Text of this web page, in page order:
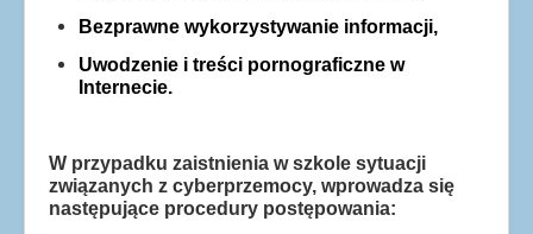
Bezprawne wykorzystywanie informacji,
Uwodzenie i treści pornograficzne w
Internecie.
W przypadku zaistnienia w szkole sytuacji
związanych z cyberprzemocy, wprowadza się
następujące procedury postępowania: